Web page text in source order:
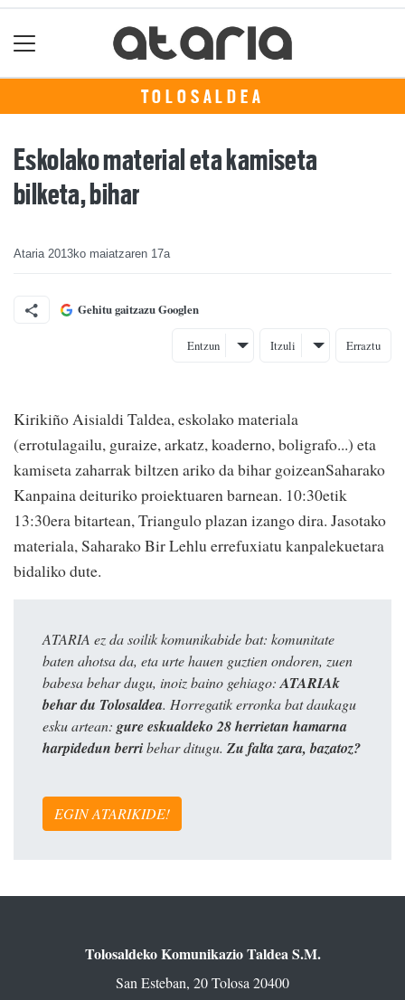
TOLOSALDEA
Eskolako material eta kamiseta
bilketa, bihar
Ataria 2013ko maiatzaren 17a
Gehitu gaitzazu Googlen
Entzun Itzuli Erraztu
Kirikiño Aisialdi Taldea, eskolako materiala
(errotulagailu, guraize, arkatz, koaderno, boligrafo...) eta
kamiseta zaharrak biltzen ariko da bihar goizeanSaharako
Kanpaina deituriko proiektuaren barnean. 10:30etik
13:30era bitartean, Triangulo plazan izango dira. Jasotako
materiala, Saharako Bir Lehlu errefuxiatu kanpalekuetara
bidaliko dute.
ATARIA ez da soilik komunikabide bat: komunitate
baten ahotsa da, eta urte hauen guztien ondoren, zuen
babesa behar dugu, inoiz baino gehiago: ATARIAk
behar du Tolosaldea. Horregatik erronka bat daukagu
esku artean: gure eskualdeko 28 herrietan hamarna
harpidedun berribehar ditugu. Zu falta zara, bazatoz?
EGIN ATARIKIDE!
Tolosaldeko Komunikazio Taldea S.M.
San Esteban, 20 Tolosa 20400